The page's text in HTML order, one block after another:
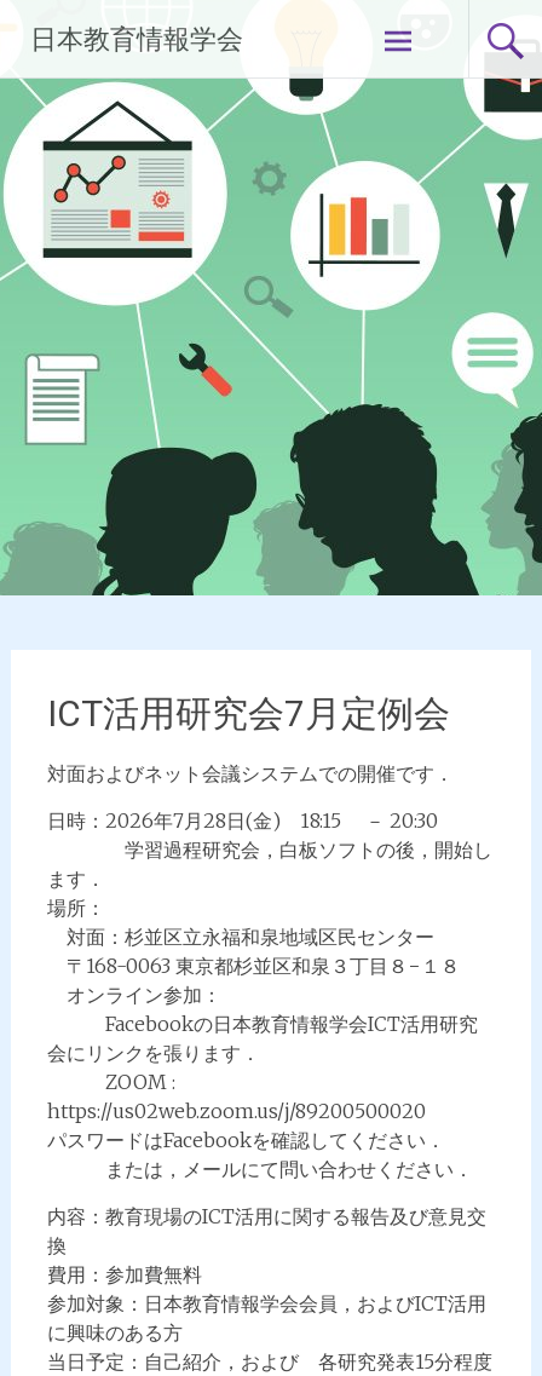
テ
へ
ス
キ
ッ
プ
日本教育情報学会
ICT活用研究会7月定例会
対面およびネット会議システムでの開催です．
日時：2026年7月28日(金) 18:15 － 20:30
学習過程研究会，白板ソフトの後，開始し
ます．
場所：
対面：杉並区立永福和泉地域区民センター
〒168-0063 東京都杉並区和泉３丁目８−１８
オンライン参加：
Facebookの日本教育情報学会ICT活用研究
会にリンクを張ります．
ZOOM :
https://us02web.zoom.us/j/89200500020
パスワードはFacebookを確認してください．
または，メールにて問い合わせください．
内容：教育現場のICT活用に関する報告及び意見交
換
費用：参加費無料
参加対象：日本教育情報学会会員，およびICT活用
に興味のある方
当日予定：自己紹介，および 各研究発表15分程度